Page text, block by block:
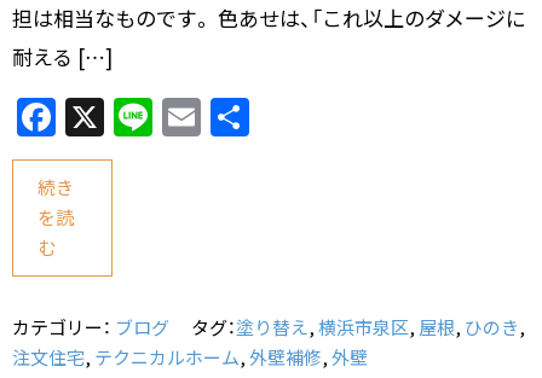
担は相当なものです。 色あせは、「これ以上のダメージに
耐える […]
F
a
c
e
b
o
o
X Li
n
E
m
続き
を読
む
カテゴリー： ブログ タグ：塗り替え,横浜市泉区, 屋根, ひのき,
注文住宅, テクニカルホーム,外壁補修,外壁